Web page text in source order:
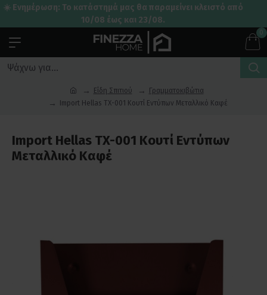
☀️ Ενημέρωση: Το κατάστημά μας θα παραμείνει κλειστό από
10/08 έως και 23/08.
0
Είδη Σπιτιού
Γραμματοκιβώτια
Import Hellas TX-001 Κουτί Εντύπων Μεταλλικό Καφέ
Import Hellas TX-001 Κουτί Εντύπων
Μεταλλικό Καφέ